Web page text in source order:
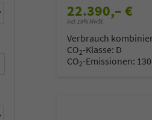
22.390,– €
incl. 19% MwSt.
Verbrauch
CO2-Klasse: D
CO2-Emissionen: